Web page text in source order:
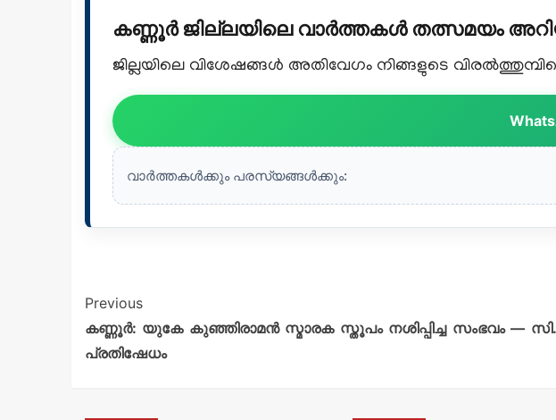
കണ്ണൂർ ജില്ലയിലെ വാർത്തകൾ തത്സമയം
ജില്ലയിലെ വിശേഷങ്ങൾ അതിവേഗം നിങ്ങളുടെ
വാർത്തകൾക്കും പരസ്യങ്ങൾക്കും:
Previous
കണ്ണൂര്‍: യുകേ കുഞ്ഞിരാമൻ സ്മാരക സ്തൂപം നശിപ്പിച്ച സംഭവം —
പ്രതിഷേധം